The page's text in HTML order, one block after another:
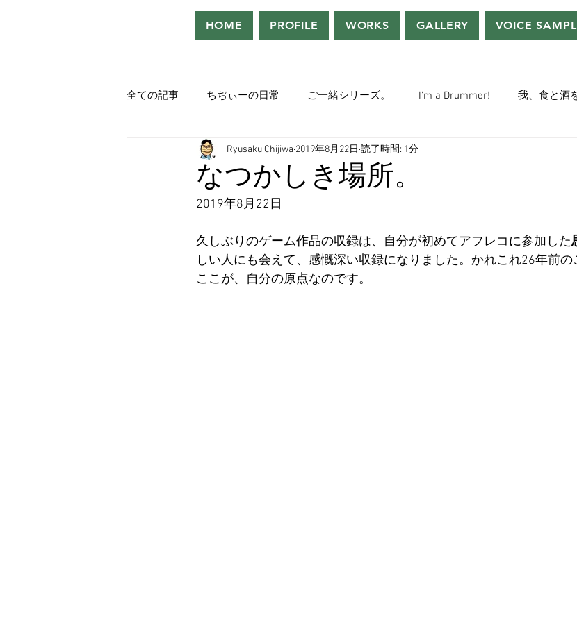
HOME PROFILE WORKS GALLERY VOICE
全ての記事 ちぢぃーの日常 ご一緒シリーズ。 I'm a Drummer! 我、食と酒
役者として、声優として。 ちぢぃー的VOWネタ。
吹き替えが好き！！ 「ウルトラ」の世界。
Saturdeay Scrapbook タツロー・マニア一年生。 ぬこ日記。 ＡＩ落書き
なつかしき場所。
Ryusaku Chijiwa 2019年8月22日 読了時間: 1分
2019年8月22日
久しぶりのゲーム作品の収録は、自分が初めてアフレコに参加した
しい人にも会えて、感慨深い収録になりました。かれこれ26年前の
ここが、自分の原点なのです。